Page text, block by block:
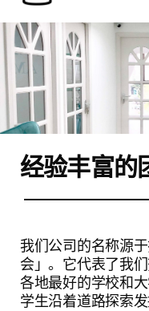
经验丰富的
我们公司的名称源
会」。它代表了我
各地最好的学校和
学生沿着道路探索